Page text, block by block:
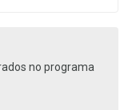
no programa